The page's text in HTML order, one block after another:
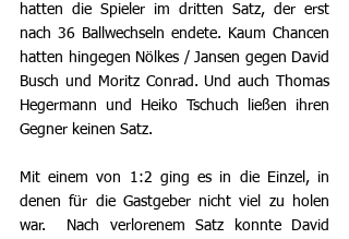
hatten die Spieler im dritten Satz, der erst
nach 36 Ballwechseln endete. Kaum Chancen
hatten hingegen Nölkes / Jansen gegen David
Busch und Moritz Conrad. Und auch Thomas
Hegermann und Heiko Tschuch ließen ihren
Gegner keinen Satz.
Mit einem von 1:2 ging es in die Einzel, in
denen für die Gastgeber nicht viel zu holen
war.  Nach verlorenem Satz konnte David